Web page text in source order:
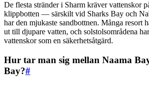
De flesta stränder i Sharm kräver vattenskor
klippbotten — särskilt vid Sharks Bay och
har den mjukaste sandbottnen. Många resort
ut till djupare vatten, och solstolsområdena
vattenskor som en säkerhetsåtgärd.
Hur tar man sig mellan Naama
Bay?#